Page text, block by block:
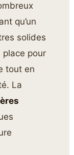
qu’un
solides
place pour
tout en
La